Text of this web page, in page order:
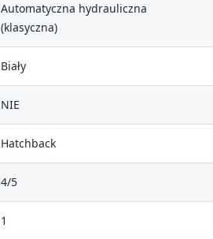
Automatyczna hydrauliczna
(klasyczna)
Biały
NIE
Hatchback
4/5
1